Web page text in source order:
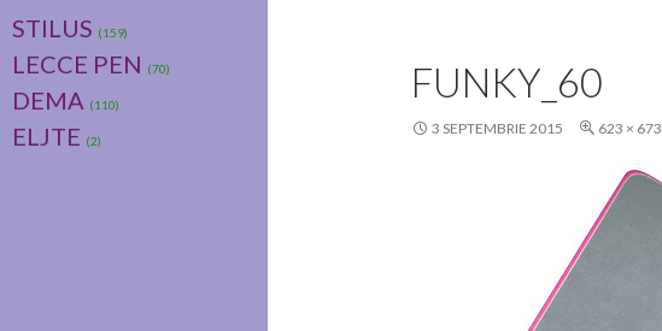
FUNKY_60
3 SEPTEMBRIE 2015 623 × 673
STILUS (159)
LECCE PEN (70)
DEMA (110)
ELJTE (2)